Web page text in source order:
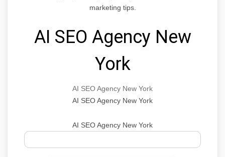
marketing tips.
AI SEO Agency New
York
AI SEO Agency New York
AI SEO Agency New York
AI SEO Agency New York